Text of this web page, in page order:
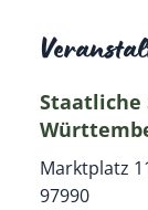
Staatliche
Marktplatz
97990